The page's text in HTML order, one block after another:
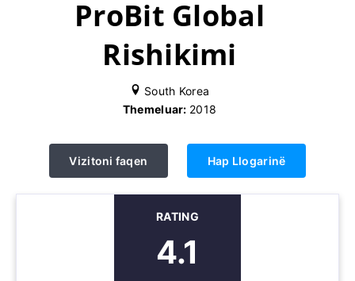
ProBit Global
Rishikimi
South Korea
Themeluar: 2018
Vizitoni faqen Hap Llogarinë
RATING
4.1